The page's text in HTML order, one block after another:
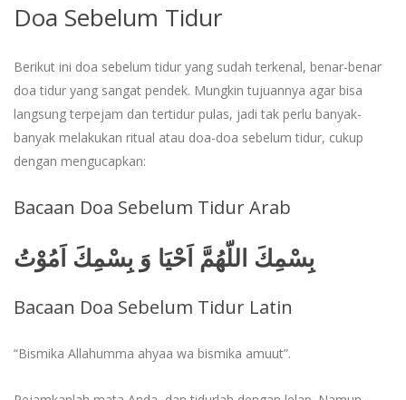
Doa Sebelum Tidur
Berikut ini doa sebelum tidur yang sudah terkenal, benar-benar
doa tidur yang sangat pendek. Mungkin tujuannya agar bisa
langsung terpejam dan tertidur pulas, jadi tak perlu banyak-
banyak melakukan ritual atau doa-doa sebelum tidur, cukup
dengan mengucapkan:
Bacaan Doa Sebelum Tidur Arab
بِسْمِكَ اللّهُمَّ اَحْيَا وَ بِسْمِكَ اَمُوْتُ
Bacaan Doa Sebelum Tidur Latin
“Bismika Allahumma ahyaa wa bismika amuut”.